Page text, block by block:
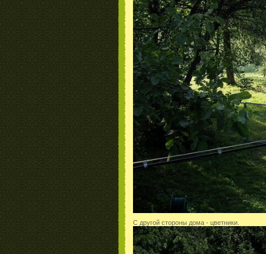
С другой стороны дома - цветники.